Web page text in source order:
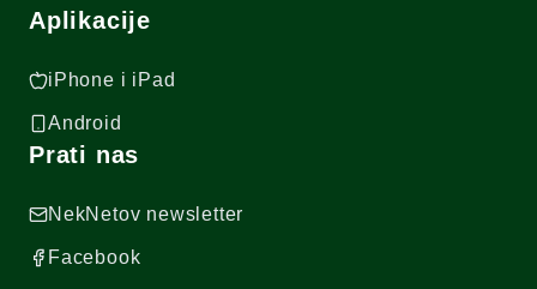
Aplikacije
iPhone i iPad
Android
Prati nas
NekNetov newsletter
Facebook